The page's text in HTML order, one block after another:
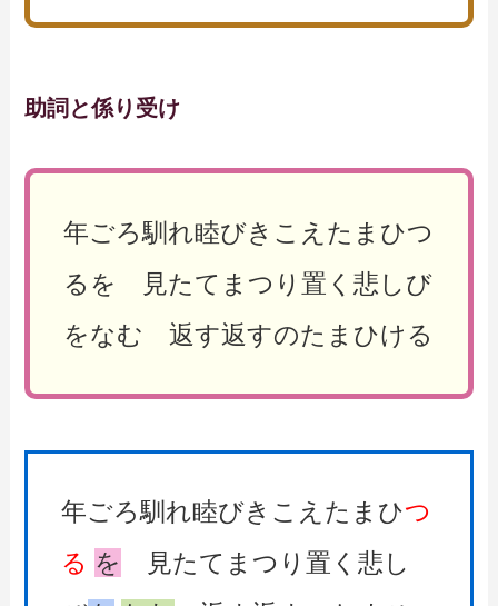
助詞と係り受け
年ごろ馴れ睦びきこえたまひつ
るを 見たてまつり置く悲しび
をなむ 返す返すのたまひける
年ごろ馴れ睦びきこえたまひつ
る を
見たてまつり置く悲し